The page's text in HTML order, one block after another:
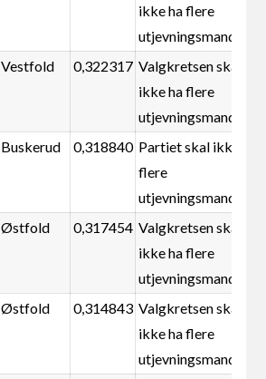
ikke ha flere
utjevningsmandater
Vestfold 0,322317 Valgkretsen skal
ikke ha flere
utjevningsmandater
Buskerud 0,318840 Partiet skal ikke ha
flere
utjevningsmandater
Østfold 0,317454 Valgkretsen skal
ikke ha flere
utjevningsmandater
Østfold 0,314843 Valgkretsen skal
ikke ha flere
utjevningsmandater